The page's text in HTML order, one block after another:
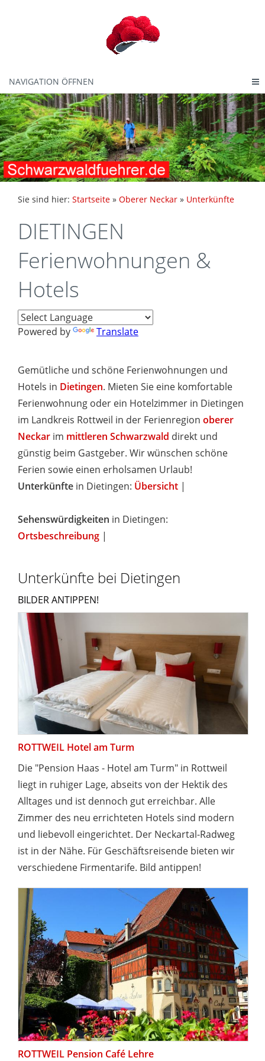
NAVIGATION ÖFFNEN
Sie sind hier: Startseite » Oberer Neckar » Unterkünfte
DIETINGEN
Ferienwohnungen &
Hotels
Powered by Translate
Gemütliche und schöne Ferienwohnungen und
Hotels in Dietingen. Mieten Sie eine komfortable
Ferienwohnung oder ein Hotelzimmer in Dietingen
im Landkreis Rottweil in der Ferienregion oberer
Neckar im mittleren Schwarzwald direkt und
günstig beim Gastgeber. Wir wünschen schöne
Ferien sowie einen erholsamen Urlaub!
Unterkünfte in Dietingen: Übersicht |
Sehenswürdigkeiten in Dietingen:
Ortsbeschreibung |
Unterkünfte bei Dietingen
BILDER ANTIPPEN!
ROTTWEIL Hotel am Turm
Die "Pension Haas - Hotel am Turm" in Rottweil
liegt in ruhiger Lage, abseits von der Hektik des
Alltages und ist dennoch gut erreichbar. Alle
Zimmer des neu errichteten Hotels sind modern
und liebevoll eingerichtet. Der Neckartal-Radweg
ist in der Nähe. Für Geschäftsreisende bieten wir
verschiedene Firmentarife. Bild antippen!
ROTTWEIL Pension Café Lehre